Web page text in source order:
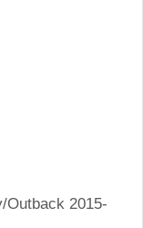
Outback 2015-